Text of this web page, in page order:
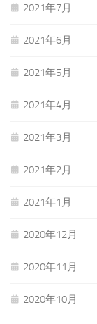
2021年7月
2021年6月
2021年5月
2021年4月
2021年3月
2021年2月
2021年1月
2020年12月
2020年11月
2020年10月